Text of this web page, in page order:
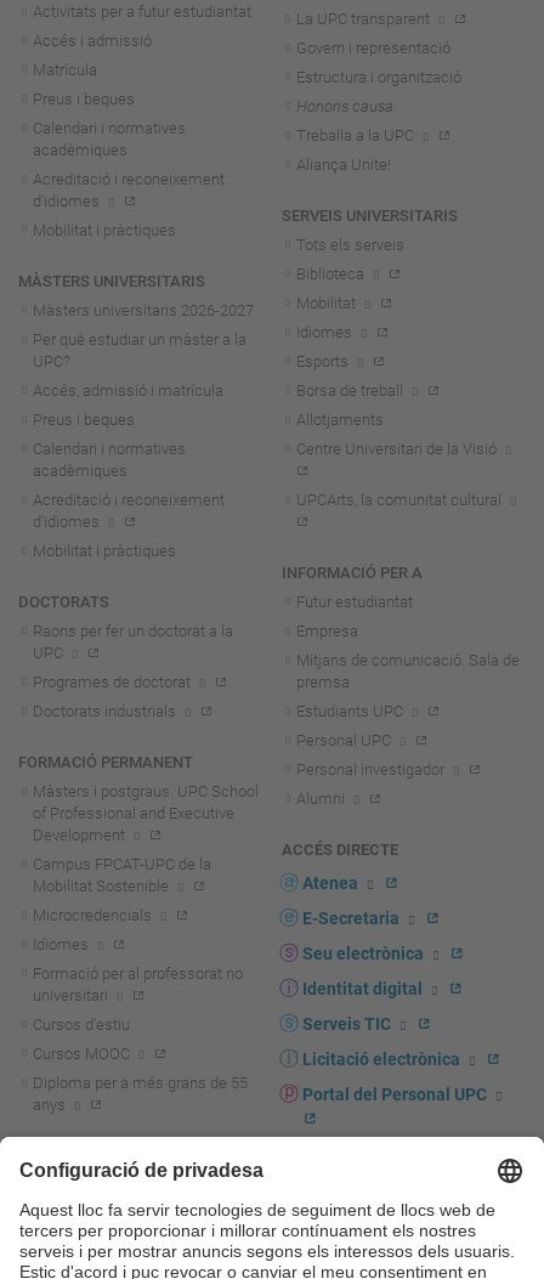
Activitats per a futur estudiantat
Accés i admissió
Matrícula
Preus i beques
Calendari i normatives
acadèmiques
Acreditació i reconeixement
d'idiomes
Mobilitat i pràctiques
MÀSTERS UNIVERSITARIS
Màsters universitaris 2026-2027
Per què estudiar un màster a la
UPC?
Accés, admissió i matrícula
Preus i beques
Calendari i normatives
acadèmiques
Acreditació i reconeixement
d'idiomes
Mobilitat i pràctiques
DOCTORATS
Raons per fer un doctorat a la
UPC
Programes de doctorat
Doctorats industrials
FORMACIÓ PERMANENT
Màsters i postgraus. UPC School
of Professional and Executive
Development
Campus FPCAT-UPC de la
Mobilitat Sostenible
Microcredencials
Idiomes
Formació per al professorat no
universitari
Cursos d'estiu
Cursos MOOC
Diploma per a més grans de 55
anys
Actualitat R+D+I
La recerca a la UPC
La transferència, l'emprenedoria i
la innovació a la UPC
La UPC transparent
Govern i representació
Estructura i organització
Honoris causa
Treballa a la UPC
Aliança Unite!
SERVEIS UNIVERSITARIS
Tots els serveis
Biblioteca
Mobilitat
Idiomes
Esports
Borsa de treball
Allotjaments
Centre Universitari de la Visió
UPCArts, la comunitat cultural
INFORMACIÓ PER A
Futur estudiantat
Empresa
Mitjans de comunicació. Sala de
premsa
Estudiants UPC
Personal UPC
Personal investigador
Alumni
ACCÉS DIRECTE
Atenea
E-Secretaria
Seu electrònica
Identitat digital
Serveis TIC
Licitació electrònica
Portal del Personal UPC
UPCshop, marxandatge
Sala de premsa